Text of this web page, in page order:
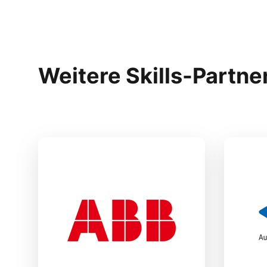
Weitere Skills-